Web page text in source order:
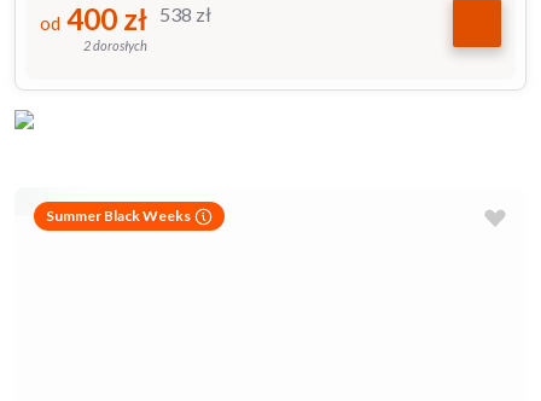
538 zł
od 400 zł
2 dorosłych
Summer Black Weeks